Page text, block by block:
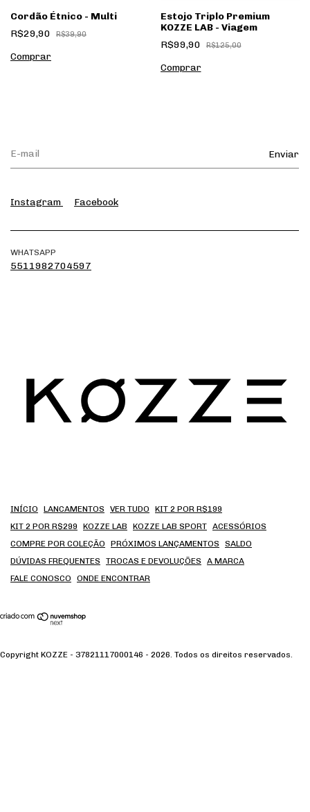
Cordão Étnico - Multi
R$29,90
R$39,90
Estojo Triplo Premium
KOZZE LAB - Viagem
R$99,90
R$125,00
Instagram Facebook
WHATSAPP
5511982704597
INÍCIO LANCAMENTOS VER TUDO
KIT 2 POR R$199
KIT 2 POR R$299
KOZZE LAB KOZZE LAB SPORT ACESSÓRIOS
COMPRE POR COLEÇÃO
PRÓXIMOS LANÇAMENTOS
SALDO
DÚVIDAS FREQUENTES
TROCAS E DEVOLUÇÕES
A MARCA
FALE CONOSCO
ONDE ENCONTRAR
Copyright KOZZE - 37821117000146 - 2026. Todos os direitos reservados.